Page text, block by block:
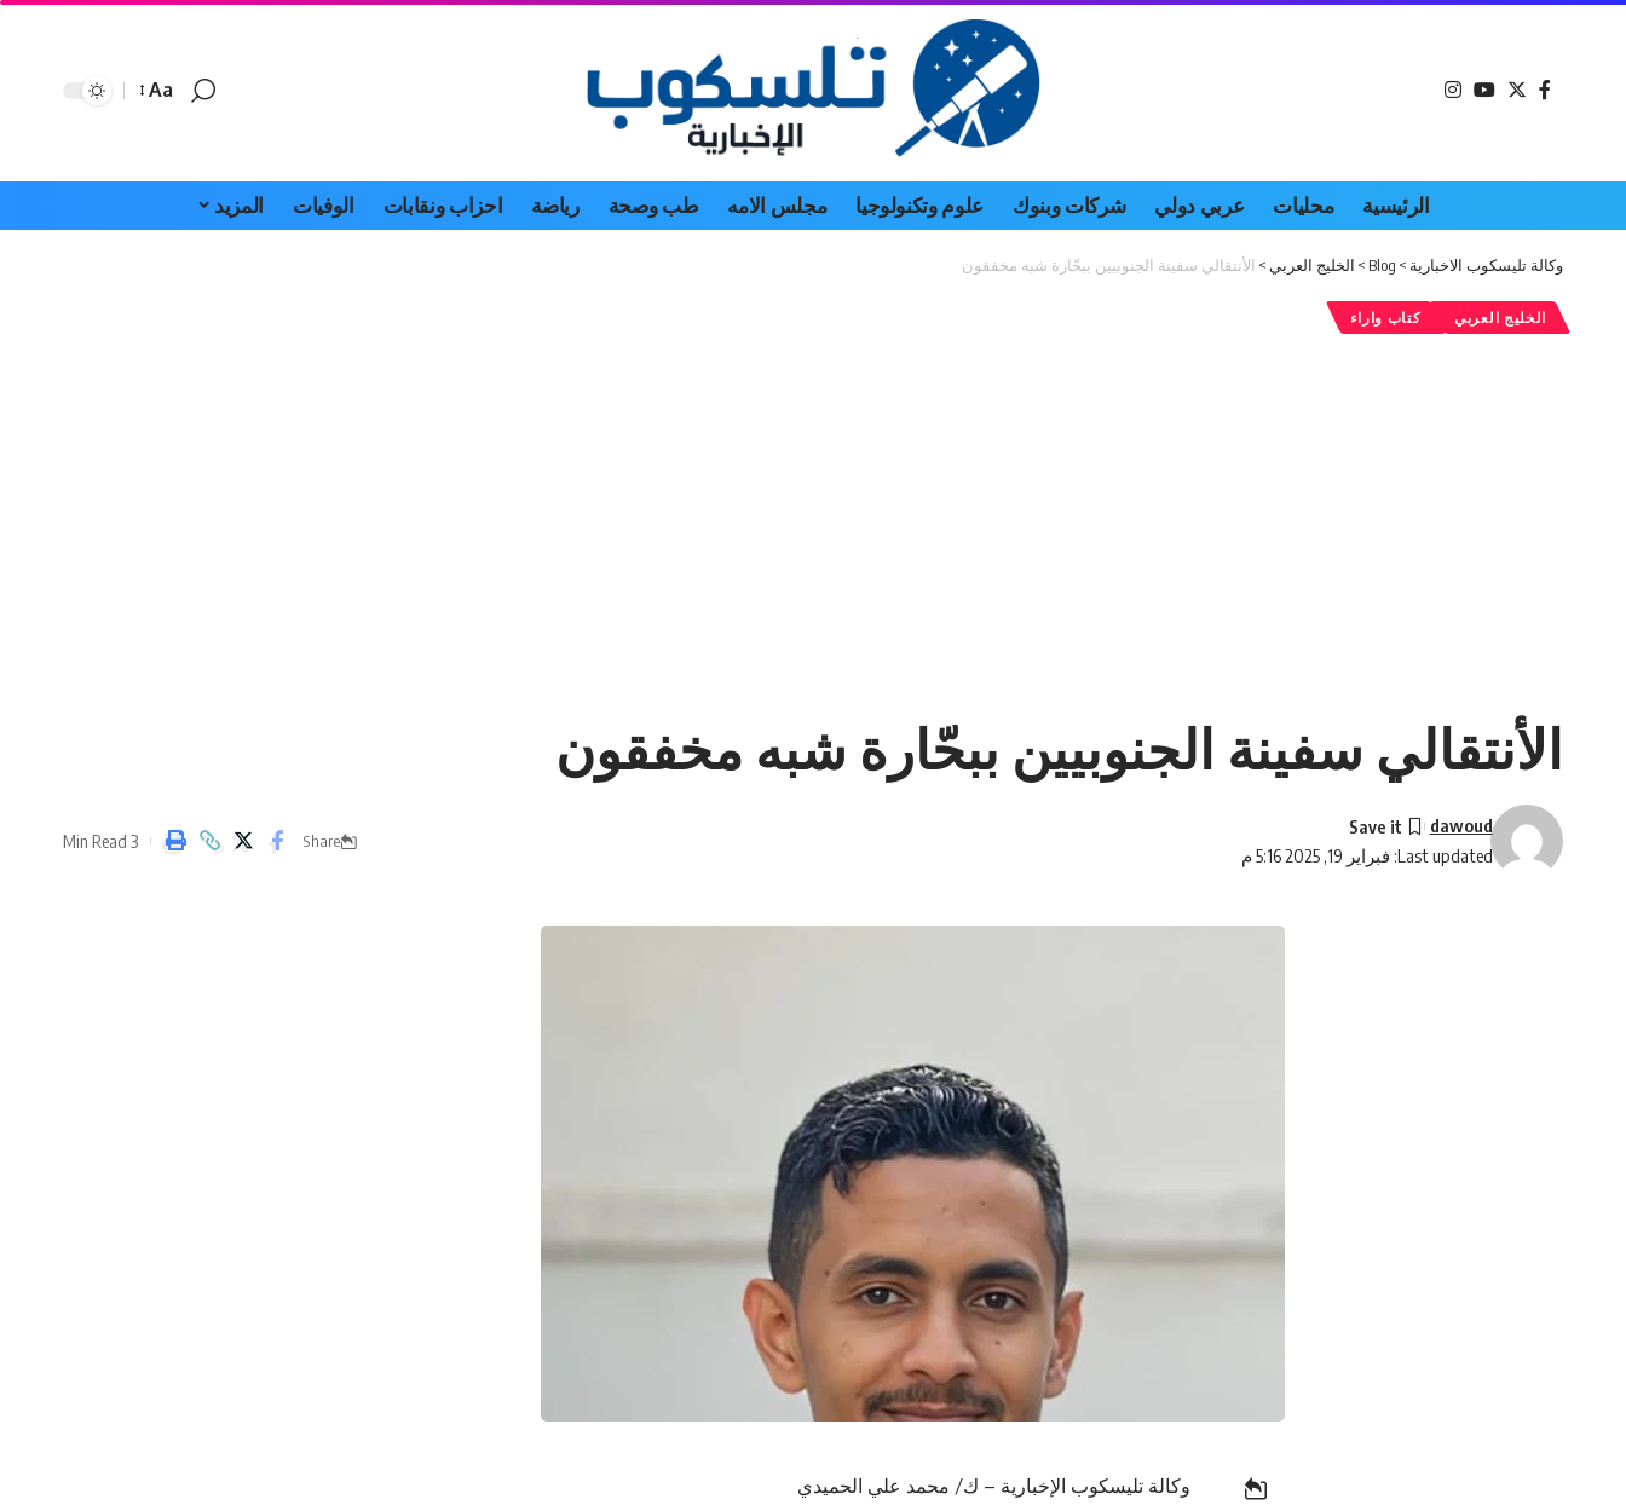
Font
Aa
الرئيسية محليات عربي دولي شركات وبنوك علوم وتكنولوجيا مجلس الامه طب وصحة رياضة احزاب ونقابات الوفيات المزيد
وكالة تليسكوب الاخبارية >
Blog
> الخليج العربي > الأنتقالي سفينة الجنوبيين ببحّارة شبه مخفقون
الخليج العربي كتاب واراء
الأنتقالي سفينة الجنوبيين ببحّارة شبه مخفقون
Last updated: فبراير 19, 2025 5:16 م
dawoud
Share
3 Min Read
وكالة تليسكوب الإخبارية – ك/ محمد علي الحميدي